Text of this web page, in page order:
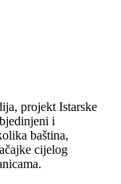
projekt Istarske
i
baština,
cijelog